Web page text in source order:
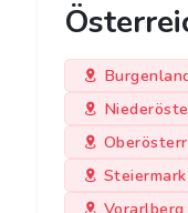
Steiermark
Vorarlberg